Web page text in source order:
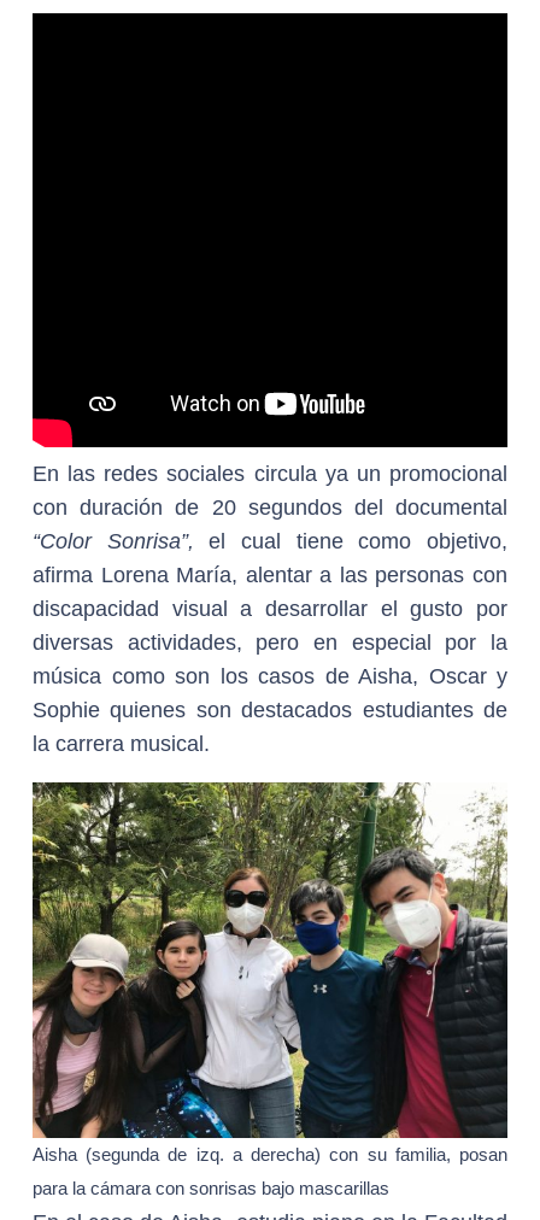
En las redes sociales circula ya un promocional
con duración de 20 segundos del documental
“Color Sonrisa”, el cual tiene como objetivo,
afirma Lorena María, alentar a las personas con
discapacidad visual a desarrollar el gusto por
diversas actividades, pero en especial por la
música como son los casos de Aisha, Oscar y
Sophie quienes son destacados estudiantes de
la carrera musical.
Aisha (segunda de izq. a derecha) con su familia, posan
para la cámara con sonrisas bajo mascarillas